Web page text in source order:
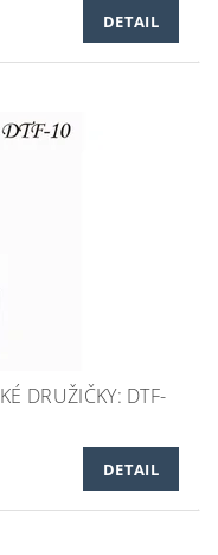
DETAIL
DRUŽIČKY: DTF-
DETAIL